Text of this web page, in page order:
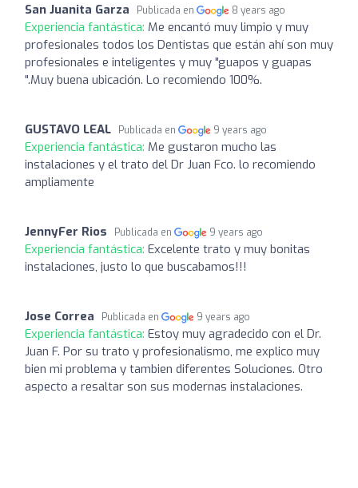
San Juanita Garza Publicada en 8 years ago
Experiencia fantástica: Me encantó muy limpio y muy
profesionales todos los Dentistas que están ahí son muy
profesionales e inteligentes y muy "guapos y guapas
".Muy buena ubicación. Lo recomiendo 100%.
GUSTAVO LEAL Publicada en 9 years ago
Experiencia fantástica: Me gustaron mucho las
instalaciones y el trato del Dr Juan Fco. lo recomiendo
ampliamente
JennyFer Rios Publicada en 9 years ago
Experiencia fantástica: Excelente trato y muy bonitas
instalaciones, justo lo que buscabamos!!!
Jose Correa Publicada en 9 years ago
Experiencia fantástica: Estoy muy agradecido con el Dr.
Juan F. Por su trato y profesionalismo, me explico muy
bien mi problema y tambien diferentes Soluciones. Otro
aspecto a resaltar son sus modernas instalaciones.